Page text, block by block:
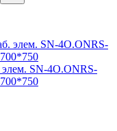
SN-4O.ONRS-